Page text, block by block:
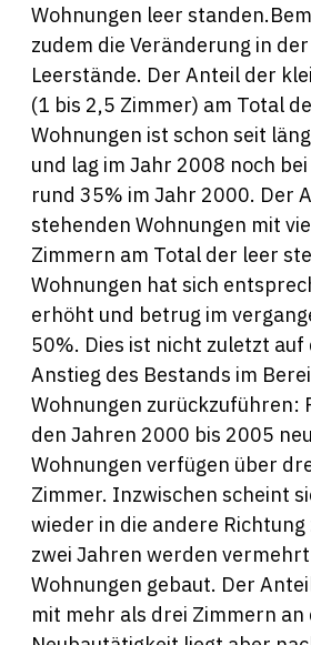
Wohnungen leer
zudem die Veränderung in
Leerstände. Der Anteil der
(1 bis 2,5 Zimmer) am Total
Wohnungen ist schon seit
und lag im Jahr 2008 noch
rund 35% im Jahr 2000. Der
stehenden Wohnungen mit
Zimmern am Total der leer
Wohnungen hat sich
erhöht und betrug im
50%. Dies ist nicht zuletzt
Anstieg des Bestands im
Wohnungen zurückzuführen:
den Jahren 2000 bis 2005
Wohnungen verfügen über
Zimmer. Inzwischen scheint
wieder in die andere Richtung
zwei Jahren werden
Wohnungen gebaut. Der
mit mehr als drei Zimmern an